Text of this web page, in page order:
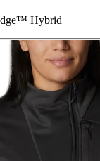
Hybrid